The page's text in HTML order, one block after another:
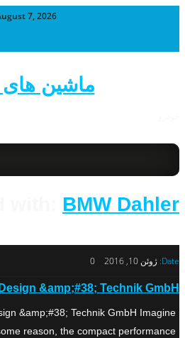
7, 2026
ماشین های
BMW Dahler
Date: ژوئن 10, 2016 0
&amp;#38; Technik GmbH
&amp;#38; Technik GmbH Imagine
reason, the compact performance